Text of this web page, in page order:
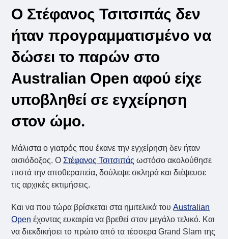
Ο Στέφανος Τσιτσιπάς δεν
ήταν προγραμματισμένο να
δώσει το παρών στο
Australian Open αφού είχε
υποβληθεί σε εγχείρηση
στον ώμο.
Μάλιστα ο γιατρός που έκανε την εγχείρηση δεν ήταν
αισιόδοξος. Ο Στέφανος Τσιτσιπάς ωστόσο ακολούθησε
πιστά την αποθεραπεία, δούλεψε σκληρά και διέψευσε
τις αρχικές εκτιμήσεις.
Και να που τώρα βρίσκεται στα ημιτελικά τουAustralian
Open έχοντας ευκαιρία να βρεθεί στον μεγάλο τελικό. Και
να διεκδικήσει το πρώτο από τα τέσσερα Grand Slam της